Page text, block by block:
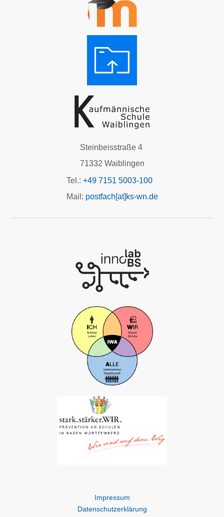
Steinbeisstraße 4
71332 Waiblingen
Tel.: +49 7151 5003-100
Mail: postfach[at]ks-wn.de
Impressum
Datenschutzerklärung